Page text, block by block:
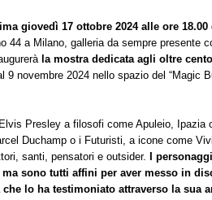
giovedì 17 ottobre 2024 alle ore 18.00
44 a Milano, galleria da sempre presente
la mostra dedicata agli oltre cento
novembre 2024 nello spazio del “Magic
Presley a filosofi come Apuleio, Ipazia
Duchamp o i Futuristi, a icone come
santi, pensatori e outsider.
I personaggi
sono tutti affini per aver messo in
lo ha testimoniato attraverso la sua